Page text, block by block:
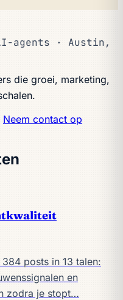
agents · Austin,
die groei, marketing,
Neem contact op
posts in 13 talen:
en
zodra je stopt…